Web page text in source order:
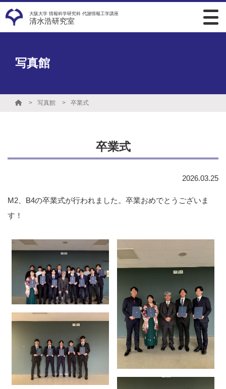
大阪大学 情報科学研究科 代謝情報工学講座
清水浩研究室
写真館
写真館 卒業式
卒業式
2026.03.25
M2、B4の卒業式が行われました。卒業おめでとうございま
す！